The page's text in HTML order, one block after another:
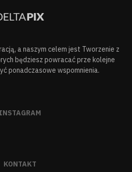
a naszym celem jest Tworzenie z
będziesz powracać prze kolejne
ponadczasowe wspomnienia.
INSTAGRAM
KONTAKT